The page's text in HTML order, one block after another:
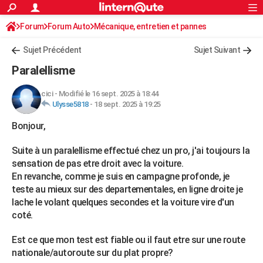
ACTUALITÉS
Politique
Société
Faits Divers
Education
Monde
Villes
+
FINANCE
Retraite
Impôts
Epargne
Immobilier
Risques naturels par ville
Banque
Assurance
Crédit
AUTO
Essais
Réserver un essai
Citadines
Berlines
SUV
Forum auto
+HIGH-TECH
Mobiles
Meilleur smartphone
Internet
Ordinateurs
Jeux vidéo
Guide high-tech
+
Forum
Aménagement intérieur
Extérieur
Cuisine
Salle de bains
Jardinage
Rangement
WEEK-END
Guides de France
Escapades
Patrimoine
Expositions
Musées
Week-end nature
LIFESTYLE
Alimentation
Guide de la santé
Maladies
Médicaments
Sommeil
VOYAGE
Rechercher
S'inscrire
Connexion
Forum Forum Auto Mécanique, entretien et pannes
Sujet Précédent Sujet Suivant
Paralellisme
cici- Modifié le 16 sept. 2025 à 18:44
Ulysse5818- 18 sept. 2025 à 19:25
Bonjour,
Suite à un paralellisme effectué chez un pro, j'ai toujours la
sensation de pas etre droit avec la voiture.
En revanche, comme je suis en campagne profonde, je
teste au mieux sur des departementales, en ligne droite je
lache le volant quelques secondes et la voiture vire d'un
coté.
Est ce que mon test est fiable ou il faut etre sur une route
nationale/autoroute sur du plat propre?